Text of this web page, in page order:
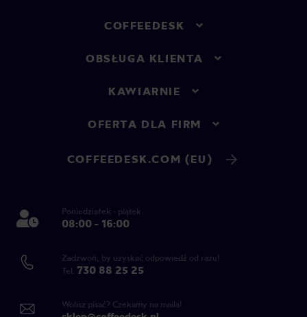
COFFEEDESK
OBSŁUGA KLIENTA
KAWIARNIE
OFERTA DLA FIRM
COFFEEDESK.COM (EU)
Poniedziałek - piątek
08:00 - 16:00
Zadzwoń, by uzyskać odpowiedź od razu!
Tel. 730 88 25 25
Wolisz pisać? Czekamy na maila!